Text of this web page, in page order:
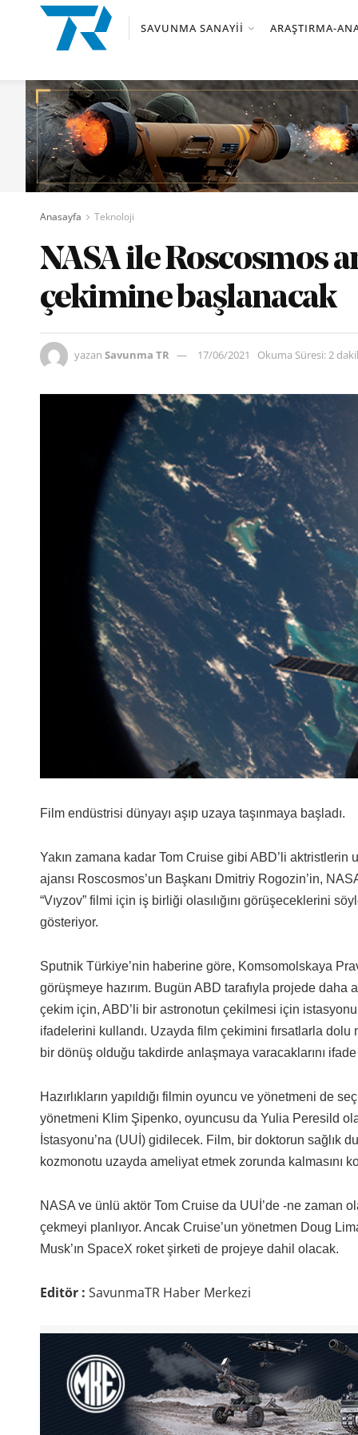
SAVUNMA SANAYII ARAŞTIRMA-
Anasayfa Teknoloji
NASA ile Roscosmos
çekimine başlanacak
yazan Savunma TR 17/06/2021 Okuma Süresi: 2
Film endüstrisi dünyayı aşıp uzaya taşınmaya başladı.
Yakın zamana kadar Tom Cruise gibi ABD’li
ajansı Roscosmos’un Başkanı Dmitriy Rogozin’in,
“Vıyzov” filmi için iş birliği olasılığını görüşeceklerini
gösteriyor.
Sputnik Türkiye’nin haberine göre, Komsomolskaya
görüşmeye hazırım. Bugün ABD tarafıyla projede
çekim için, ABD’li bir astronotun çekilmesi için
ifadelerini kullandı. Uzayda film çekimini fırsatlarla
bir dönüş olduğu takdirde anlaşmaya varacaklarını
Hazırlıkların yapıldığı filmin oyuncu ve yönetmeni de
yönetmeni Klim Şipenko, oyuncusu da Yulia Peresild
İstasyonu’na (UUİ) gidilecek. Film, bir doktorun sağlık
kozmonotu uzayda ameliyat etmek zorunda kalmasını
NASA ve ünlü aktör Tom Cruise da UUİ’de -ne zaman
çekmeyi planlıyor. Ancak Cruise’un yönetmen Doug
Musk’ın SpaceX roket şirketi de projeye dahil olacak.
Editör : SavunmaTR Haber Merkezi